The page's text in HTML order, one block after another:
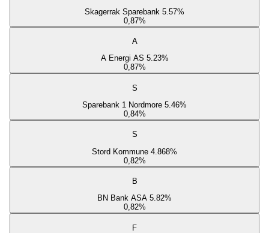
Skagerrak Sparebank 5.57%
0,87%
A
A Energi AS 5.23%
0,87%
S
Sparebank 1 Nordmore 5.46%
0,84%
S
Stord Kommune 4.868%
0,82%
B
BN Bank ASA 5.82%
0,82%
F